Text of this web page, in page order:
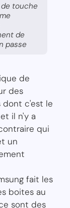
touche
de
passe
de
des
dont c'est le
il n'y a
qui
un
fait les
boites au
sont des